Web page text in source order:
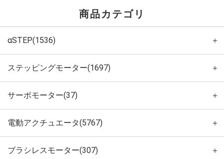
商品カテゴリ
αSTEP(1536) ＋
ステッピングモーター(1697) ＋
サーボモーター(37) ＋
電動アクチュエータ(5767) ＋
ブラシレスモーター(307) ＋